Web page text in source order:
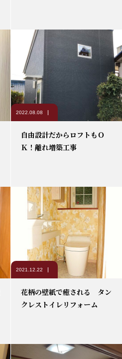
2022.08.08
自由設計だからロフトもＯ
Ｋ！離れ増築工事
2021.12.22
花柄の壁紙で癒される タン
クレストイレリフォーム